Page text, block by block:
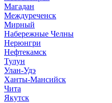
Магадан
Междуреченск
Мирный
Набережные Челны
Нерюнгри
Нефтекамск
Тулун
Улан-Удэ
Ханты-Мансийск
Чита
Якутск